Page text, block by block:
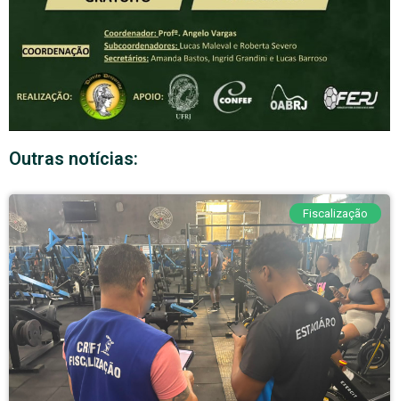
Outras notícias:
Fiscalização